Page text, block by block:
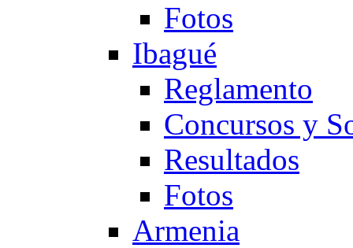
Fotos
Ibagué
Reglamento
Concursos y
Resultados
Fotos
Armenia